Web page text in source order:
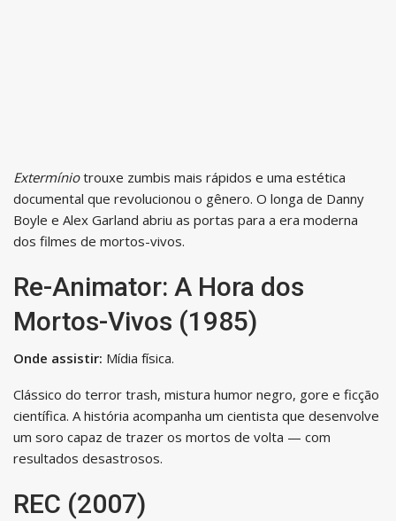
Extermíniotrouxe zumbis mais rápidos e uma estética
documental que revolucionou o gênero. O longa de Danny
Boyle e Alex Garland abriu as portas para a era moderna
dos filmes de mortos-vivos.
Re-Animator: A Hora dos
Mortos-Vivos (1985)
Onde assistir: Mídia física.
Clássico do terror trash, mistura humor negro, gore e ficção
científica. A história acompanha um cientista que desenvolve
um soro capaz de trazer os mortos de volta — com
resultados desastrosos.
REC (2007)